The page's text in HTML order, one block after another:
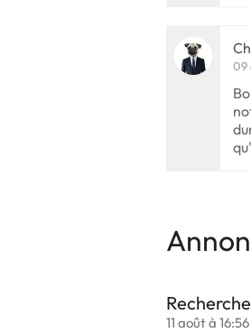
09
11 août à 16:56